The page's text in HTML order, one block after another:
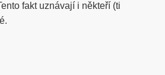
fakt uznávají i někteří (ti